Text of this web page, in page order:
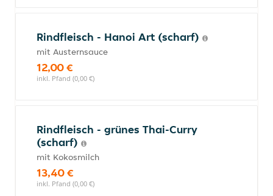
Rindfleisch - Hanoi Art (scharf)
mit Austernsauce
12,00 €
inkl. Pfand (0,00 €)
Rindfleisch - grünes Thai-Curry
(scharf)
mit Kokosmilch
13,40 €
inkl. Pfand (0,00 €)